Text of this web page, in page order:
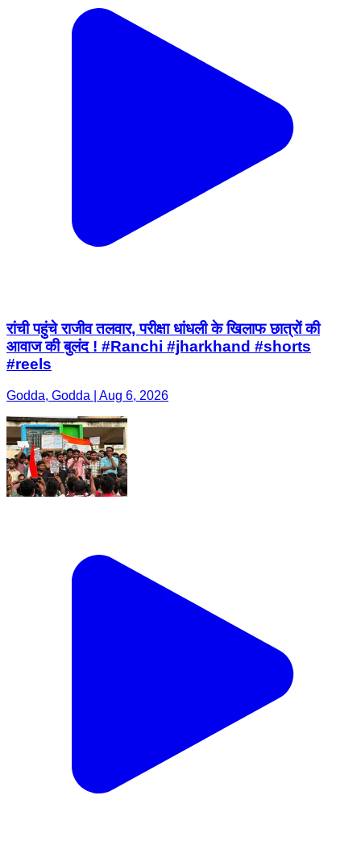
रांची पहुंचे राजीव तलवार, परीक्षा धांधली के खिलाफ छात्रों की
आवाज की बुलंद ! #Ranchi #jharkhand #shorts
#reels
Godda, Godda | Aug 6, 2026